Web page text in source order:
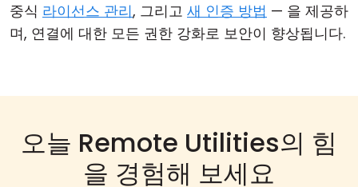
중식 라이선스 관리, 그리고 새 인증 방법 — 을 제공하
며, 연결에 대한 모든 권한 강화로 보안이 향상됩니다.
오늘 Remote Utilities의 힘
을 경험해 보세요